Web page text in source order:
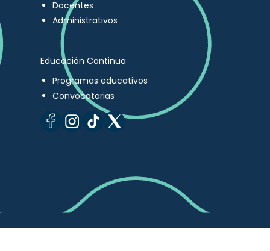
Docentes
Administrativos
Educación Continua
Programas educativos
Convocatorias